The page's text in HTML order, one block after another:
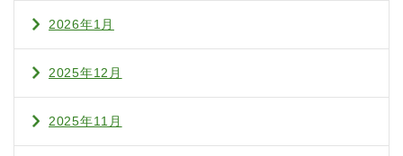
2026年1月
2025年12月
2025年11月